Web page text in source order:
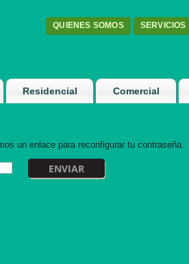
SERVICIOS
QUIENES SOMOS
Residencial Comercial
un enlace para reconfigurar tu contraseña.